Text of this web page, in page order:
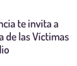
te invita a
de las Víctimas